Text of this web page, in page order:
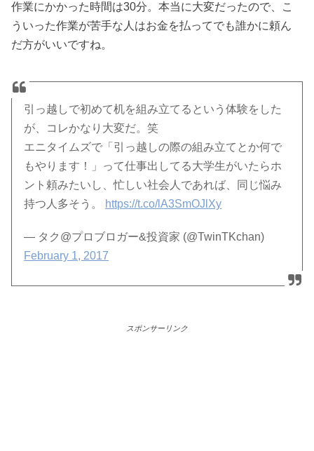
作業にかかった時間は30分。本当に大変だったので、こ
ういった作業が苦手な人はお金を払ってでも誰かに頼ん
だ方がいいですね。
引っ越しで初めて机を組み立てるという体験をした
が、コレかなり大変だ。笑
エニタイムズで「引っ越しの際の組み立てとか何で
もやります！」って仕事出してる大学生がいたらホ
ント頼みたいし、忙しい社会人であれば、同じ悩み
持つ人多そう。
https://t.co/lA3SmOJlXy
— タク@プロブロガー&投資家 (@TwinTKchan)
February 1, 2017
スポンサーリンク